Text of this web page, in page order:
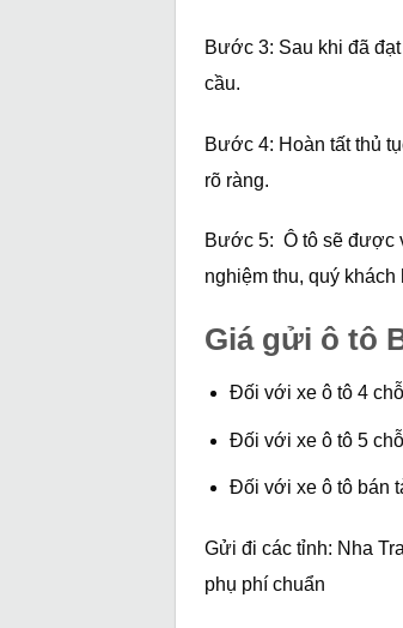
Bước 3: Sau khi đã
cầu.
Bước 4: Hoàn tất thủ
rõ ràng.
Bước 5: Ô tô sẽ được
nghiệm thu, quý
Giá gửi ô tô
Đối với xe ô tô 4
Đối với xe ô tô 5
Đối với xe ô tô bán
Gửi đi các tỉnh: Nha
phụ phí chuẩn